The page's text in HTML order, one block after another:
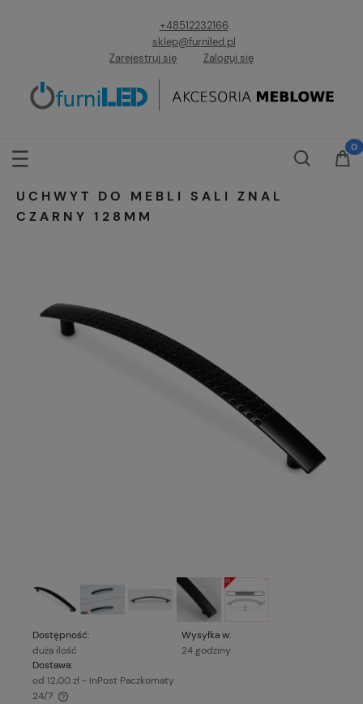
+48512232166
sklep@furniled.pl
Zarejestruj się
Zaloguj się
UCHWYT DO MEBLI SALI ZNAL
CZARNY 128MM
Dostępność:
duża ilość
Wysyłka w:
24 godziny
Dostawa:
od 12,00 zł - InPost Paczkomaty
24/7